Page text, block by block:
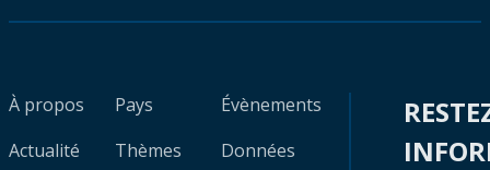
À propos
Actualité
Pays
Thèmes
Évènements
Données